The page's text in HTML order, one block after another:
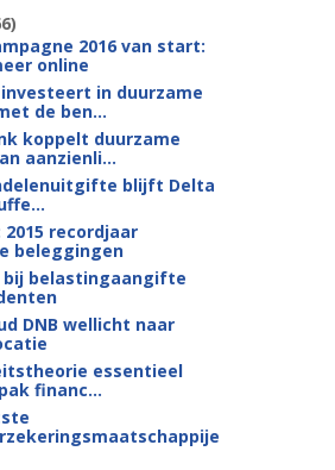
2016 van start:
online
investeert in duurzame
de ben...
koppelt duurzame
aanzienli...
blijft Delta
2015 recordjaar
beleggingen
bij belastingaangifte
DNB wellicht naar
essentieel
financ...